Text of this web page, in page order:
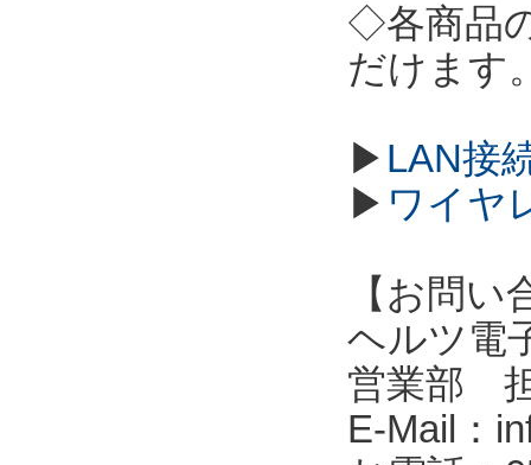
◇各商品
だけます
▶ LAN接
▶ ワイヤ
【お問い
ヘルツ電
営業部
E-Mail：